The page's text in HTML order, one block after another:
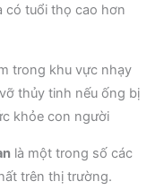
có tuổi thọ cao hơn
trong khu vực nhạy
thủy tinh nếu ống bị
khỏe con người
là một trong số các
trên thị trường.